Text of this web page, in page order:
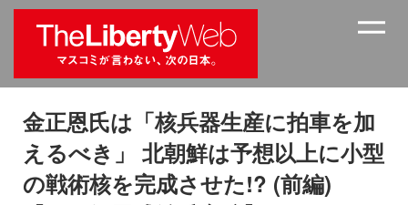
金正恩氏は「核兵器生産に拍車を加
えるべき」 北朝鮮は予想以上に小型
の戦術核を完成させた!? (前編)